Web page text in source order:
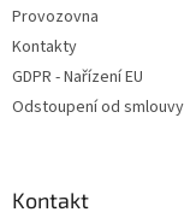
Provozovna
Kontakty
GDPR - Nařízení EU
Odstoupení od smlouvy
Kontakt